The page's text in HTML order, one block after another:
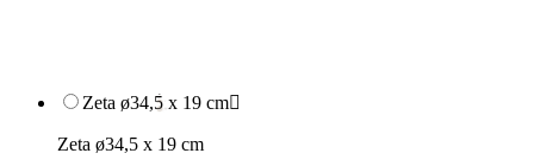
Zeta ø34,5 x 19 cm
Zeta ø34,5 x 19 cm